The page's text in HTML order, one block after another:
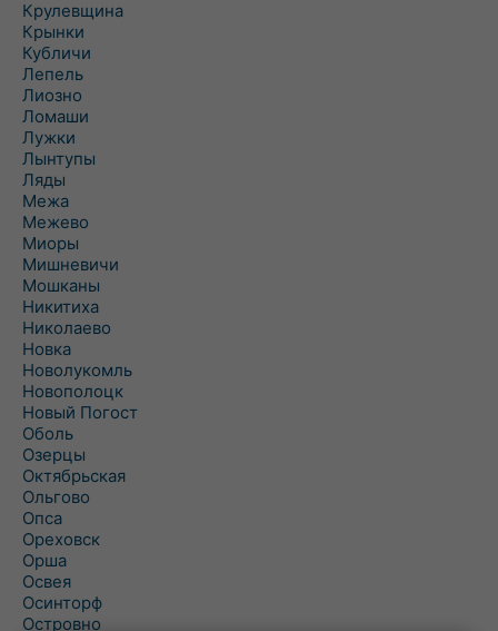
Крулевщина
Крынки
Кубличи
Лепель
Лиозно
Ломаши
Лужки
Лынтупы
Ляды
Межа
Межево
Миоры
Мишневичи
Мошканы
Никитиха
Николаево
Новка
Новолукомль
Новополоцк
Новый Погост
Оболь
Озерцы
Октябрьская
Ольгово
Опса
Ореховск
Орша
Освея
Осинторф
Островно